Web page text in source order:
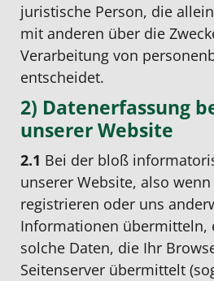
juristische Person, die
mit anderen über die
Verarbeitung von
entscheidet.
2) Datenerfassung
unserer Website
2.1 Bei der bloß
unserer Website, also
registrieren oder uns
Informationen übermitteln,
solche Daten, die Ihr
Seitenserver übermittelt